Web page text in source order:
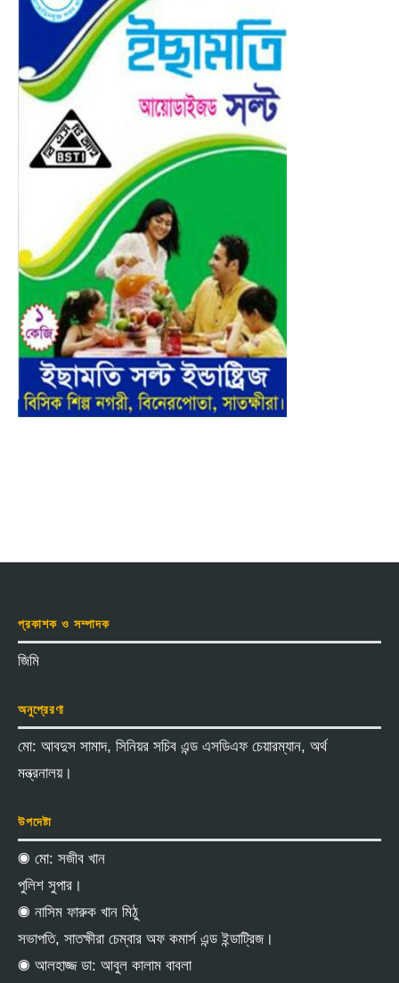
প্রকাশক ও সম্পাদক
জিমি
অনুপ্রেরণা
মো: আবদুস সামাদ, সিনিয়র সচিব এন্ড এসডিএফ চেয়ারম্যান, অর্থ
মন্ত্রনালয়।
উপদেষ্টা
◉ মো: সজীব খান
পুলিশ সুপার।
◉ নাসিম ফারুক খান মিঠু
সভাপতি, সাতক্ষীরা চেম্বার অফ কমার্স এন্ড ইন্ডাট্রিজ।
◉ আলহাজ্জ ডা: আবুল কালাম বাবলা